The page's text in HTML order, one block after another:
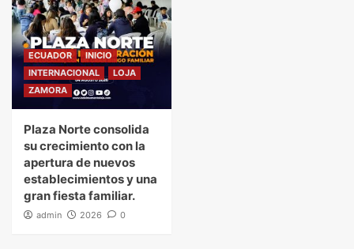
ECUADOR
INICIO
INTERNACIONAL
LOJA
ZAMORA
Plaza Norte consolida
su crecimiento con la
apertura de nuevos
establecimientos y una
gran fiesta familiar.
admin 2026 0